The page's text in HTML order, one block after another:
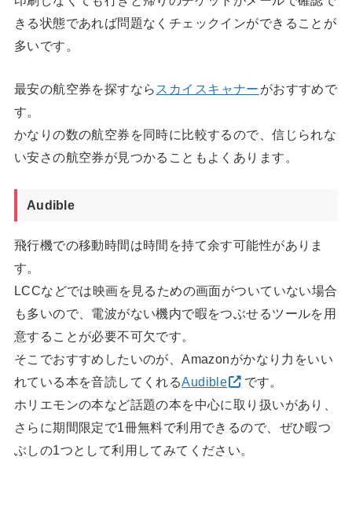
きる状態であれば問題なくチェックインができることが
多いです。
最安の航空券を探すなら スカイスキャナー がおすすめで
す。
かなりの数の航空券を同時に比較するので、信じられな
い安さの航空券が見つかることもよくあります。
Audible
飛行機での移動時間は時間を持て余す可能性がありま
す。
LCCなどでは映画を見るための画面がついていない場合
も多いので、電波がない機内で暇をつぶせるツールを用
意することが必要不可欠です。
そこでおすすめしたいのが、Amazonがかなり力をいい
れている本を音読してくれるAudible
です。
ホリエモンの本など話題の本を中心に取り扱いがあり、
さらに期間限定で1冊無料で利用できるので、ぜひ暇つ
ぶしの1つとして利用してみてください。